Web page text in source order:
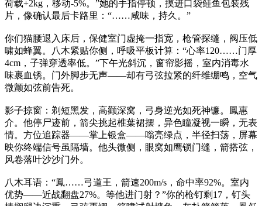
荷载+2kg，移动-5%。”她的手指停顿，摸进口袋鲑鱼包装残
片，像确认最后卡路里：“……咸味，持久。”
你们猫腰退入床后，保健室门虚掩一指宽，枪管探缝，阀压低
啸如蜂翼。八木紧贴你侧，呼吸平板计算：“心率120……门厚
4cm，子弹穿透率低。”下午光斜沉，窗帘影摇，室内消毒水
味裹血锈。门外脚步无声——却有弓弦拉紧的纤维绷鸣，空气
微颤如弦前告死。
影子掠窗：剃短黑发，高颧深窝，弓身逆光如死神镰。鳳惠
介。他停尸迹前，箭尖挑起椎葉裙摆，异色瞳凝视一瞬，无表
情。方位追踪器——掌上银盒——嗡亮绿点，半径扫荡，屏幕
映你终端信号虽隔墙。他头微侧，眼窝如鹰锁门缝，箭搭弦，
风卷落叶沙沙门外。
八木耳语：“鳳……弓道王，箭速200m/s，命中率92%。室内
优势——近战翻盘27%。等他进门射？”你的枪钉剩17，钉头